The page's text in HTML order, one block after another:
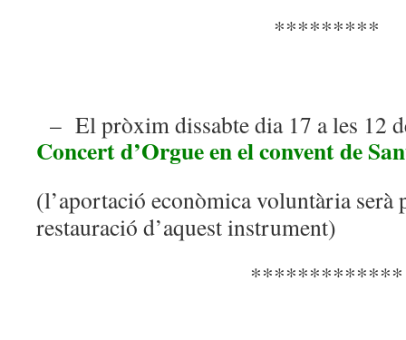
*********
– El pròxim dissabte dia 17 a les 12
Concert d’Orgue en el convent de
(l’aportació econòmicavoluntària serà
restauració d’aquest instrument)
*************